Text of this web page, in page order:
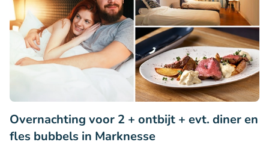
Overnachting voor 2 + ontbijt + evt. diner en
fles bubbels in Marknesse